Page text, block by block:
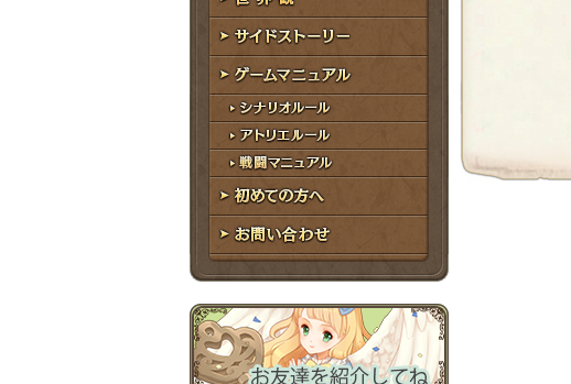
ス
世界観
サイドストーリー
ゲームマニュアル
シナリオルール
アトリエルール
戦闘マニュアル
初めての方へ
お問い合わせ